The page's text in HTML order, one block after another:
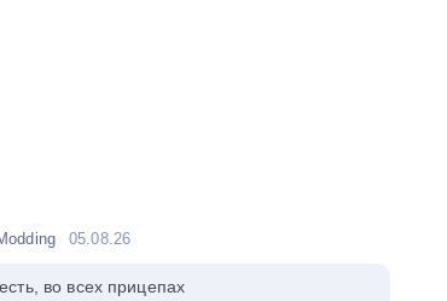
05.08.26
во всех прицепах